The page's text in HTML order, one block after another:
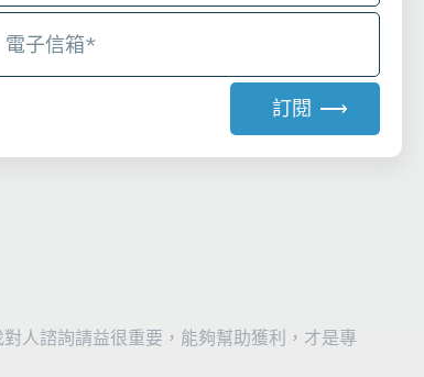
致創業無法繼續的敗筆。在創業中，創業者
汽車，會被用合約、訴訟阻止他生產銷售。
集中精神創業！但是必須有專業人士負責把
人諮詢請益很重要，能夠幫助獲利，才是專
訂閱 ⟶